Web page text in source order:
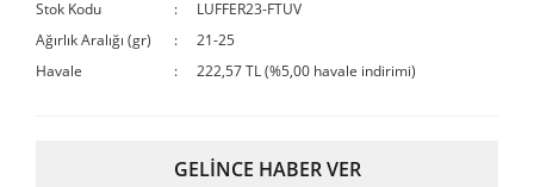
Stok Kodu
LUFFER23-FTUV
Ağırlık Aralığı (gr)
21-25
Havale
222,57 TL (%5,00 havale indirimi)
GELİNCE HABER VER